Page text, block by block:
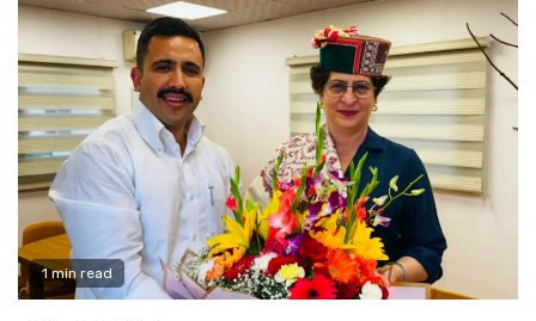
1 min read